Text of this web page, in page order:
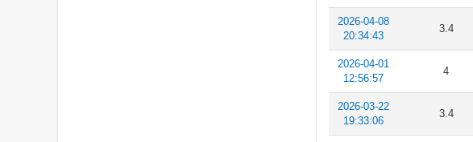
2026-04-08
20:34:43
3.4
2026-04-01
12:56:57
4
2026-03-22
19:33:06
3.4